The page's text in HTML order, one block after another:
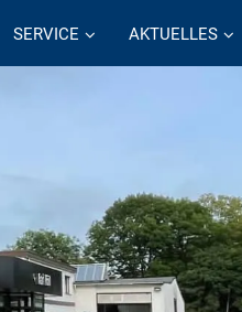
SERVICE AKTUELLES